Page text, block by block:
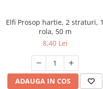
Dezinfectanți suprafețe
Detergenți pardoseli
Lemn și parchet
Gresie, piatră și granit
Universal
Detergenți rufe
Apă micelară
Demachiant
Șervețele demachiante
Îngrijire bebeluși
Șervețele umede
Elfi Prosop hartie, 2 straturi, 1
rola, 50 m
8,40 Lei
ADAUGA IN COS